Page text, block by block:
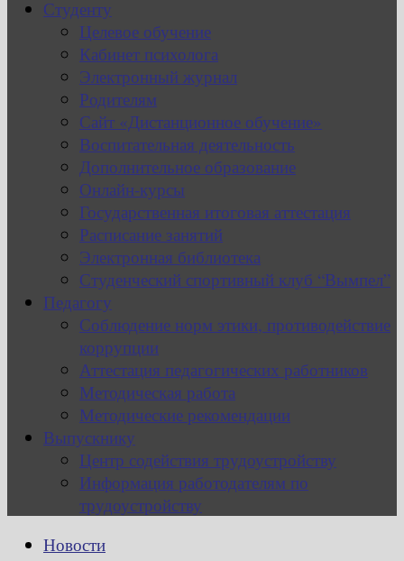
Студенту
Целевое обучение
Кабинет психолога
Электронный журнал
Родителям
Сайт «Дистанционное обучение»
Воспитательная деятельность
Дополнительное образование
Онлайн-курсы
Государственная итоговая аттестация
Расписание занятий
Электронная библиотека
Студенческий спортивный клуб “Вымпел”
Педагогу
Соблюдение норм этики, противодействие
коррупции
Аттестация педагогических работников
Методическая работа
Методические рекомендации
Выпускнику
Центр содействия трудоустройству
Информация работодателям по
трудоустройству
Новости